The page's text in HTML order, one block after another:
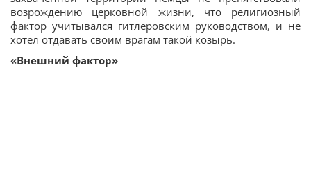
возрождению церковной жизни, что религиозный
фактор учитывался гитлеровским руководством, и не
хотел отдавать своим врагам такой козырь.
«Внешний фактор»